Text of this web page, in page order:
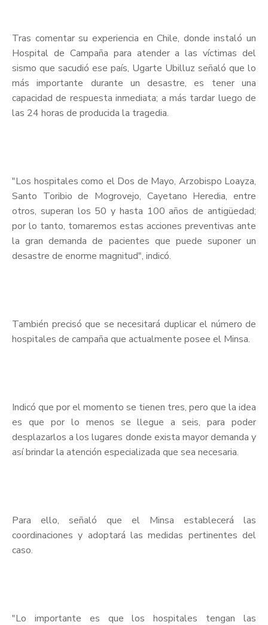
Tras comentar su experiencia en Chile, donde instaló un
Hospital de Campaña para atender a las víctimas del
sismo que sacudió ese país, Ugarte Ubilluz señaló que lo
más importante durante un desastre, es tener una
capacidad de respuesta inmediata; a más tardar luego de
las 24 horas de producida la tragedia.
"Los hospitales como el Dos de Mayo, Arzobispo Loayza,
Santo Toribio de Mogrovejo, Cayetano Heredia, entre
otros, superan los 50 y hasta 100 años de antigüedad;
por lo tanto, tomaremos estas acciones preventivas ante
la gran demanda de pacientes que puede suponer un
desastre de enorme magnitud", indicó.
También precisó que se necesitará duplicar el número de
hospitales de campaña que actualmente posee el Minsa.
Indicó que por el momento se tienen tres, pero que la idea
es que por lo menos se llegue a seis, para poder
desplazarlos a los lugares donde exista mayor demanda y
así brindar la atención especializada que sea necesaria.
Para ello, señaló que el Minsa establecerá las
coordinaciones y adoptará las medidas pertinentes del
caso.
"Lo importante es que los hospitales tengan las